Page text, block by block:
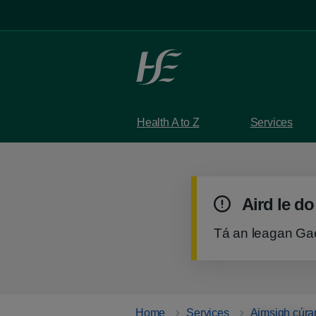
Health A to Z Services
Warning
Aird le
Tá an leagan
Home Services Aimsigh